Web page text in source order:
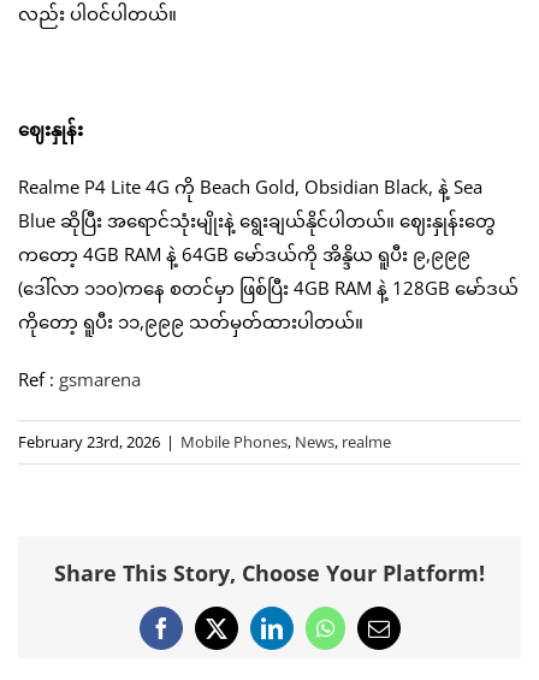
လည်း ပါဝင်ပါတယ်။
ဈေးနှုန်း
Realme P4 Lite 4G ကို Beach Gold, Obsidian Black, နဲ့ Sea
Blue ဆိုပြီး အရောင်သုံးမျိုးနဲ့ ရွေးချယ်နိုင်ပါတယ်။ ဈေးနှုန်းတွေ
ကတော့ 4GB RAM နဲ့ 64GB မော်ဒယ်ကို အိန္ဒိယ ရူပီး ၉,၉၉၉
(ဒေါ်လာ ၁၁၀)ကနေ စတင်မှာ ဖြစ်ပြီး 4GB RAM နဲ့ 128GB မော်ဒယ်
ကိုတော့ ရူပီး ၁၁,၉၉၉ သတ်မှတ်ထားပါတယ်။
Ref : gsmarena
February 23rd, 2026 | Mobile Phones, News, realme
Share This Story, Choose Your Platform!
Facebook
X LinkedInWhatsApp
Email